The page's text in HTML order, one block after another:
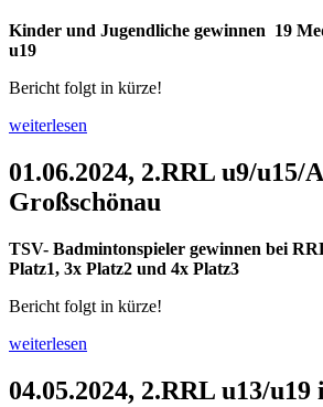
Kinder und Jugendliche gewinnen 19
u19
Bericht folgt in kürze!
weiterlesen
01.06.2024, 2.RRL u9/u15/
Großschönau
TSV- Badmintonspieler gewinnen bei
Platz1, 3x Platz2 und 4x Platz3
Bericht folgt in kürze!
weiterlesen
04.05.2024, 2.RRL u13/u19